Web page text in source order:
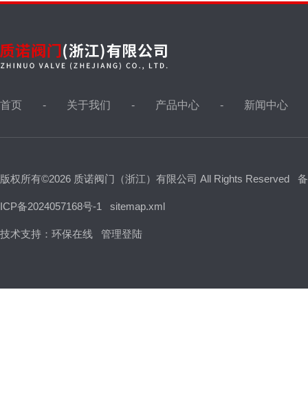
首页 关于我们 产品中心 新闻中心
版权所有©2026 质诺阀门（浙江）有限公司 All Rights Reserved
ICP备2024057168号-1 sitemap.xml
技术支持： 环保在线 管理登陆